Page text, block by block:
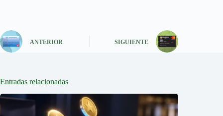
ANTERIOR SIGUIENTE
Entradas relacionadas